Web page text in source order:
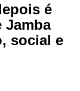
é
Jamba
social e